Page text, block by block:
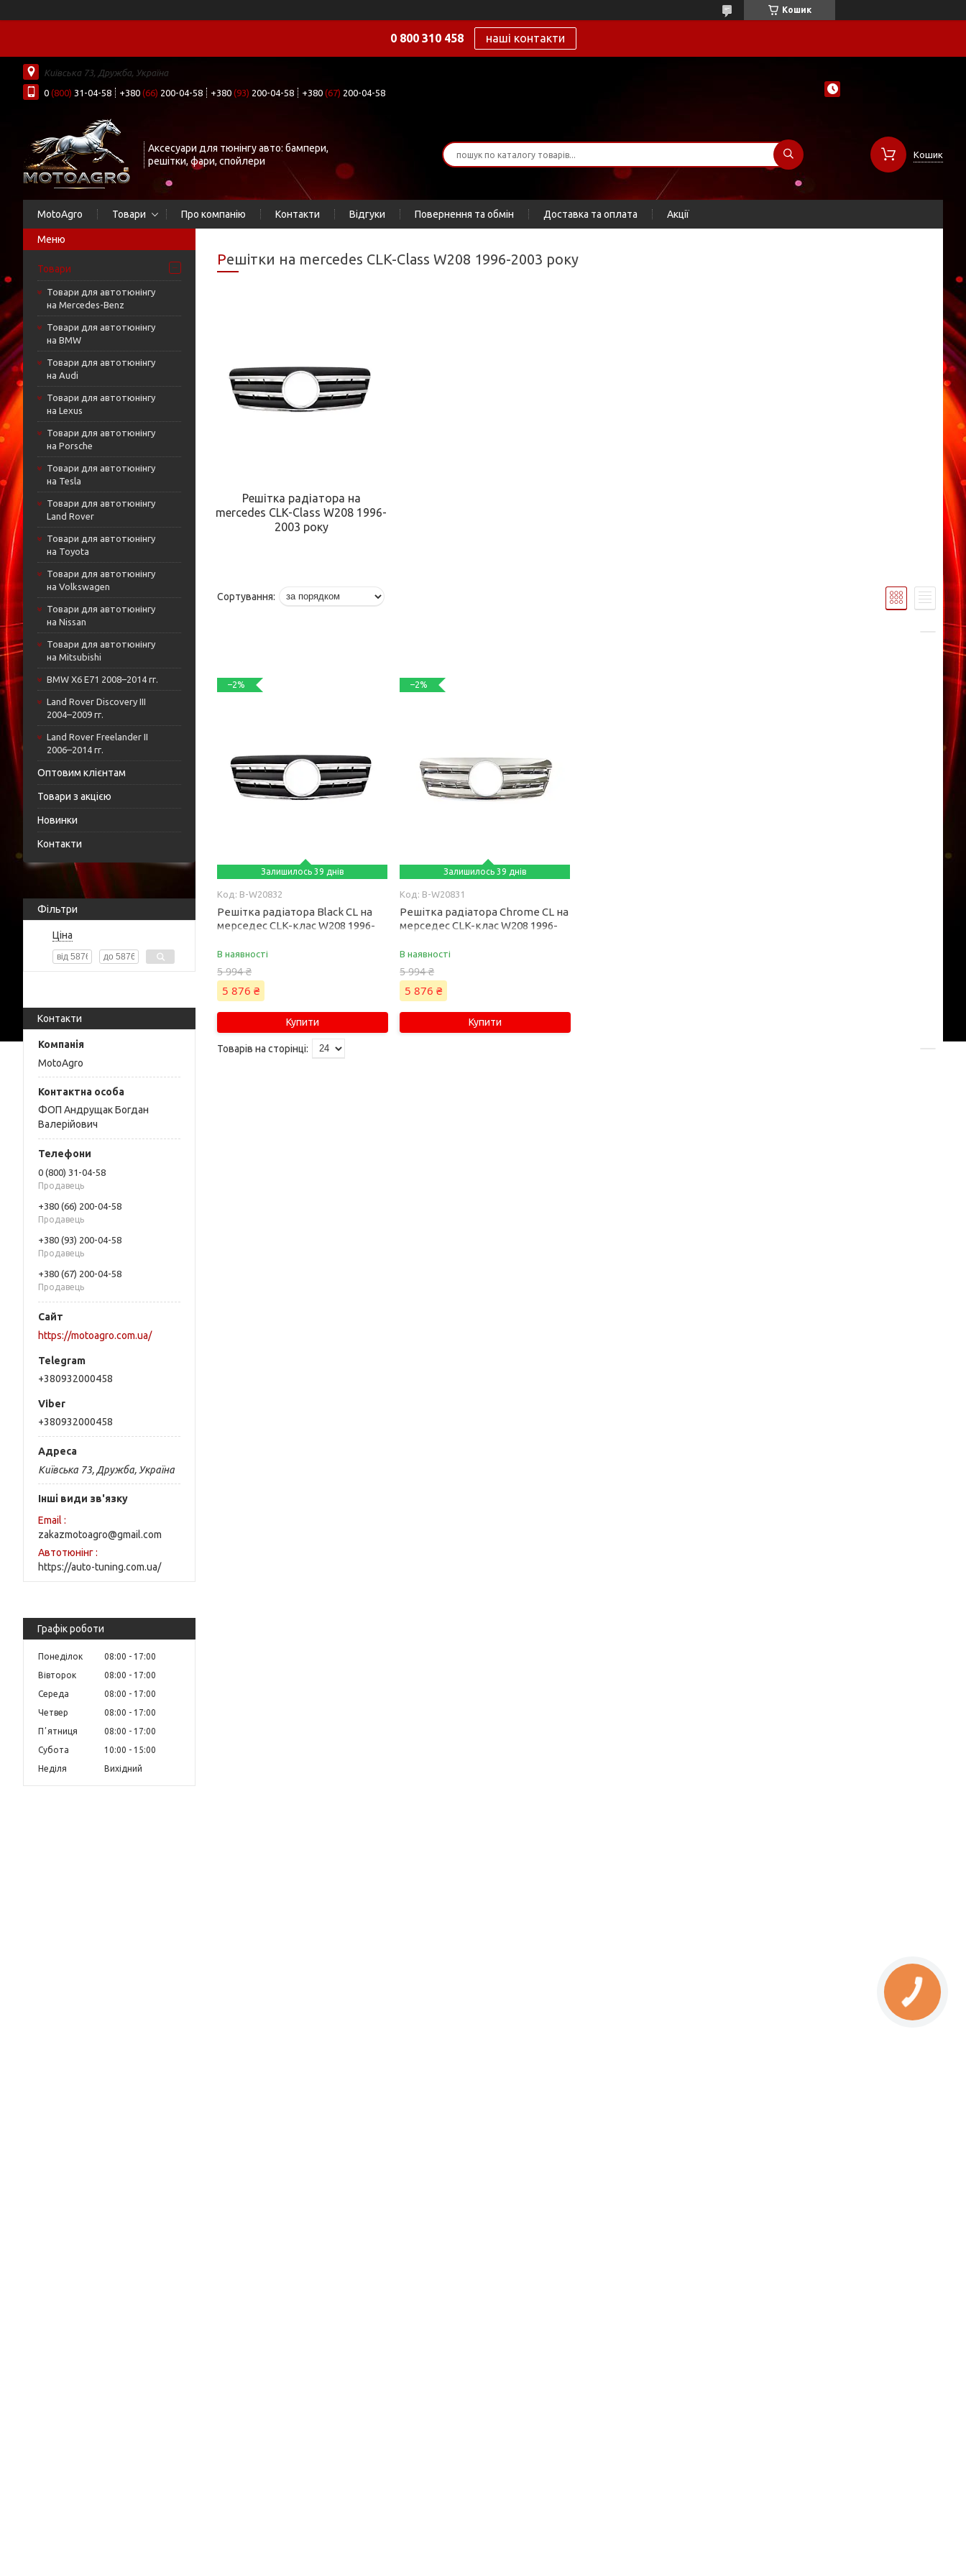
Кошик
0 800 310 458 наші контакти
Київська 73, Дружба, Україна
0 (800) 31-04-58 +380 (66) 200-04-58 +380 (93) 200-04-58 +380 (67) 200-04-58
Аксесуари для тюнінгу авто: бампери,
решітки, фари, спойлери
Кошик
MotoAgro Товари Про компанію Контакти Відгуки Повернення та обмін Доставка та оплата Акції
Товари
Товари для автотюнінгу
на Mercedes-Benz
Товари для автотюнінгу
на BMW
Товари для автотюнінгу
на Audi
Товари для автотюнінгу
на Lexus
Товари для автотюнінгу
на Porsche
Товари для автотюнінгу
на Tesla
Товари для автотюнінгу
Land Rover
Товари для автотюнінгу
на Toyota
Товари для автотюнінгу
на Volkswagen
Товари для автотюнінгу
на Nissan
Товари для автотюнінгу
на Mitsubishi
BMW X6 E71 2008–2014 гг.
Land Rover Discovery III
2004–2009 гг.
Land Rover Freelander II
2006–2014 гг.
Оптовим клієнтам
Товари з акцією
Новинки
Контакти
Фільтри
Ціна
Контакти
MotoAgro
ФОП Андрущак Богдан
Валерійович
0 (800) 31-04-58
Продавець
+380 (66) 200-04-58
Продавець
+380 (93) 200-04-58
Продавець
+380 (67) 200-04-58
Продавець
https://motoagro.com.ua/
+380932000458
+380932000458
Київська 73, Дружба, Україна
Інші види зв'язку
Email
zakazmotoagro@gmail.com
Автотюнінг
https://auto-tuning.com.ua/
Графік роботи
Понеділок 08:00
17:00
Вівторок
08:00
17:00
Середа
08:00
17:00
Четвер
08:00
17:00
Пʼятниця
08:00
17:00
Субота
10:00
15:00
Неділя
Вихідний
Решітки на mercedes CLK-Class W208 1996-2003 року
Решітка радіатора на
mercedes CLK-Class W208 1996-
2003 року
–2%
Залишилось 39 днів
B-W20832
Решітка радіатора Black CL на
мерседес CLK-клас W208 1996-
В наявності
5 994 ₴
5 876 ₴
Купити
–2%
Залишилось 39 днів
B-W20831
Решітка радіатора Chrome CL на
мерседес CLK-клас W208 1996-
В наявності
5 994 ₴
5 876 ₴
Купити